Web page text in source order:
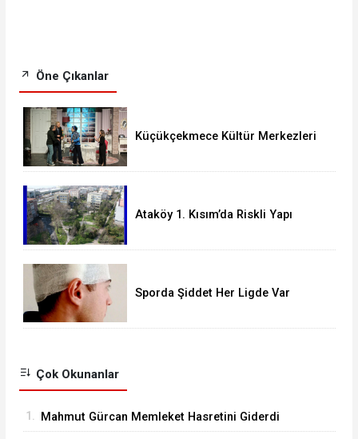
Öne Çıkanlar
Küçükçekmece Kültür Merkezleri
Ataköy 1. Kısım’da Riskli Yapı
Sporda Şiddet Her Ligde Var
Çok Okunanlar
1. Mahmut Gürcan Memleket Hasretini Giderdi